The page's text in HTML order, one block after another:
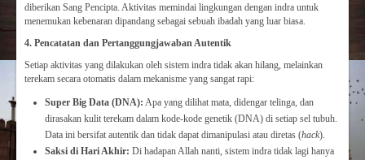
diberikan Sang Pencipta. Aktivitas memindai lingkungan dengan indra untuk
menemukan kebenaran dipandang sebagai sebuah ibadah yang luar biasa.
4. Pencatatan dan Pertanggungjawaban Autentik
Setiap aktivitas yang dilakukan oleh sistem indra tidak akan hilang, melainkan
terekam secara otomatis dalam mekanisme yang sangat rapi:
Super Big Data (DNA): Apa yang dilihat mata, didengar telinga, dan
dirasakan kulit terekam dalam kode-kode genetik (DNA) di setiap sel tubuh.
Data ini bersifat autentik dan tidak dapat dimanipulasi atau diretas (hack).
Saksi di Hari Akhir: Di hadapan Allah nanti, sistem indra tidak lagi hanya